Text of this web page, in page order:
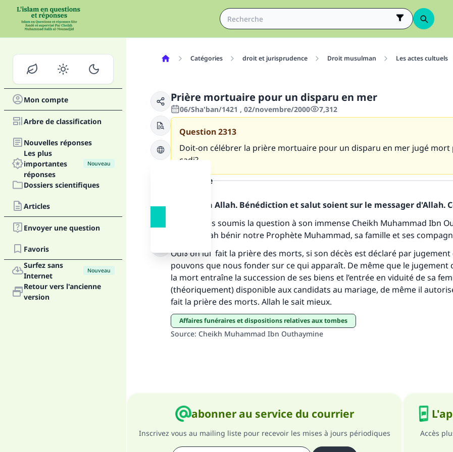
Mon compte
Arbre de classification
Nouvelles réponses
Les plus
importantes
réponses
Nouveau
Dossiers scientifiques
Articles
Envoyer une question
Favoris
Surfez sans
Internet
Nouveau
Retour vers l'ancienne
version
Catégories droit et jurisprudence Droit musulman Les actes cultuels
Prière mortuaire pour un disparu en mer
06/Sha'ban/1421 , 02/novembre/2000 7,312
Question2313
Doit-on célébrer la prière mortuaire pour un disparu en mer jugé mort
cadi?
la réponse
Louange à Allah. Bénédiction et salut soient sur le messager d'Allah.
Nous avons soumis la question à son immense Cheikh Muhammad Ibn
(Puisse Allah bénir notre Prophète Muhammad, sa famille et ses
Ouiة on lui fait la prière des morts, si son décès est déclaré par jugement car nous ne
pouvons que nous fonder sur ce qui apparaît. De même que le jugement
la mort entraîne la succession de ses biens et l’entrée en viduité de sa
(théoriquement) disponible aux candidats au mariage, de même il
fait la prière des morts. Allah le sait mieux.
Affaires funéraires et dispositions relatives aux tombes
Source: Cheikh Muhammad Ibn Outhaymine
abonner au service du courrier
Inscrivez vous au mailing liste pour recevoir les mises à jours périodiques Accès
Faites une différence dans la vie de
personnes grâce à votre contribution
Aidez nous à apporter des réponses.
Le Messager d'Allah (Paix sur lui) a dit:
"Celui qui indique une bonne action obtient la même
que celui qui le fait."
(MOUSLIM 1893)